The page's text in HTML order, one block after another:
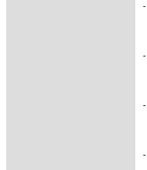
-
-
-
-